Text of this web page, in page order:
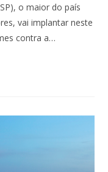
o maior do país
vai implantar neste
contra a…